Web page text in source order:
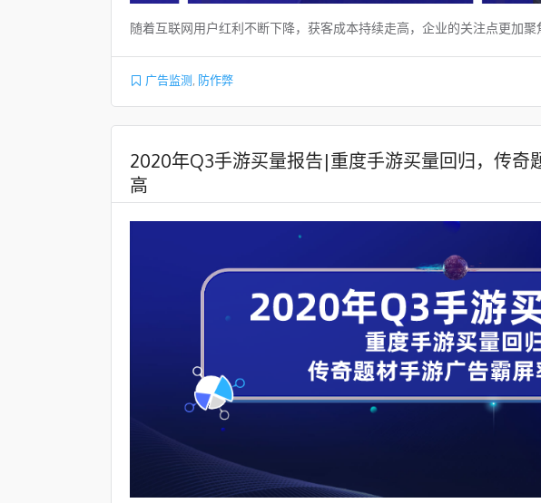
随着互联网用户红利不断下降，获客成本持续走高，企业的关注点更加
广告监测, 防作弊
2020年Q3手游买量报告|重度手游买量回归，传奇
高